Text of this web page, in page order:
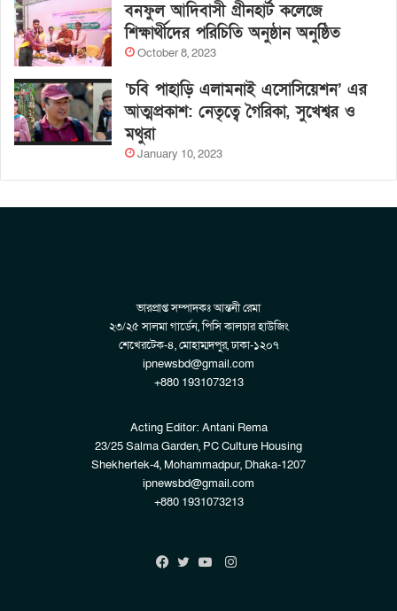
বনফুল আদিবাসী গ্রীনহার্ট কলেজে
শিক্ষার্থীদের পরিচিতি অনুষ্ঠান অনুষ্ঠিত
October 8, 2023
‘চবি পাহাড়ি এলামনাই এসোসিয়েশন’ এর
আত্মপ্রকাশ: নেতৃত্বে গৈরিকা, সুখেশ্বর ও
মথুরা
January 10, 2023
ভারপ্রাপ্ত সম্পাদকঃ আন্তনী রেমা
২৩/২৫ সালমা গার্ডেন, পিসি কালচার হাউজিং
শেখেরটেক-৪, মোহাম্মদপুর, ঢাকা-১২০৭
ipnewsbd@gmail.com
+880 1931073213
Acting Editor: Antani Rema
23/25 Salma Garden, PC Culture Housing
Shekhertek-4, Mohammadpur, Dhaka-1207
ipnewsbd@gmail.com
+880 1931073213
Instagram